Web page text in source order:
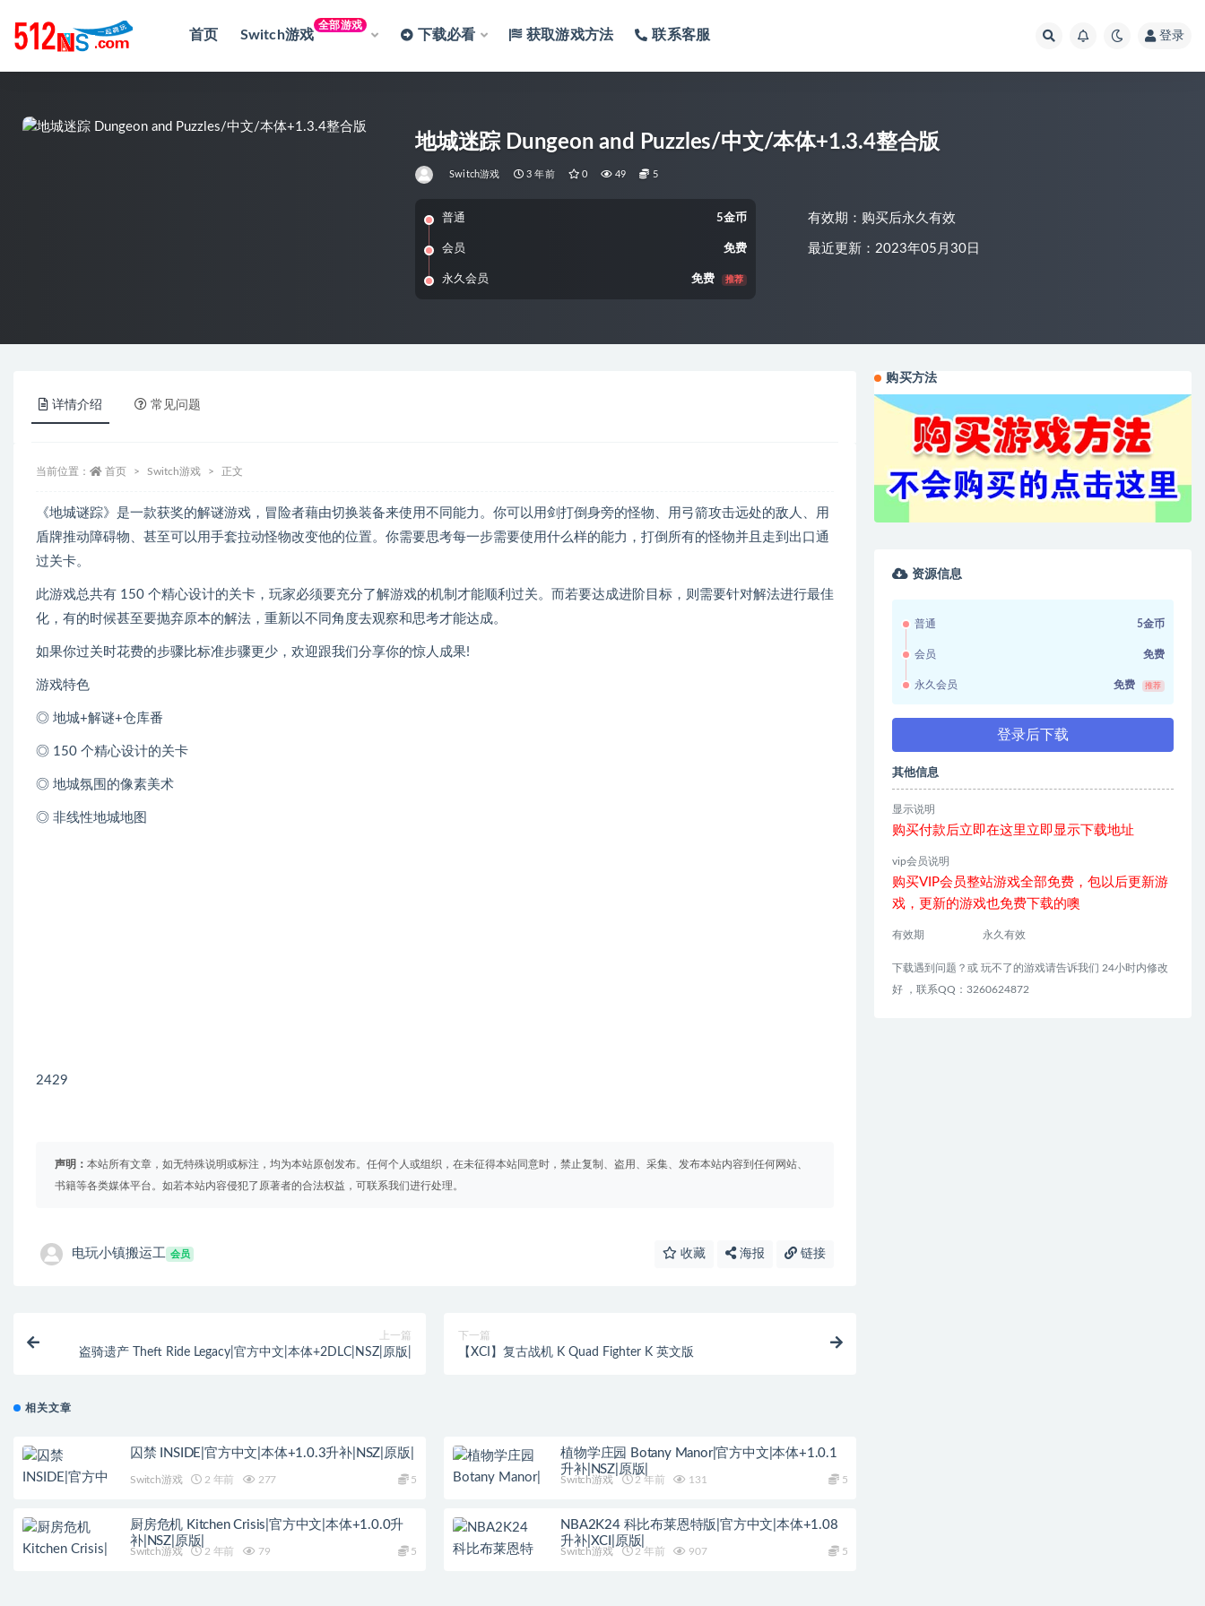
首页 Switch游戏
全部游戏
下载必看 获取游戏方法 联系客服 登录
地城迷踪 Dungeon and Puzzles/中文/本体+1.3.4整合版
Switch游戏 3 年前 0 49 5
普通 5金币
会员 免费
永久会员 免费 推荐
有效期：购买后永久有效
最近更新：2023年05月30日
详情介绍 常见问题
当前位置： 首页 Switch游戏 正文
《地城谜踪》是一款获奖的解谜游戏，冒险者藉由切换装备来使用不同能力。你可以用剑打倒身旁的怪物、用弓箭攻击远处的敌人、用
盾牌推动障碍物、甚至可以用手套拉动怪物改变他的位置。你需要思考每一步需要使用什么样的能力，打倒所有的怪物并且走到出口通
过关卡。
此游戏总共有 150 个精心设计的关卡，玩家必须要充分了解游戏的机制才能顺利过关。而若要达成进阶目标，则需要针对解法进行最佳
化，有的时候甚至要抛弃原本的解法，重新以不同角度去观察和思考才能达成。
如果你过关时花费的步骤比标准步骤更少，欢迎跟我们分享你的惊人成果!
游戏特色
◎ 地城+解谜+仓库番
◎ 150 个精心设计的关卡
◎ 地城氛围的像素美术
◎ 非线性地城地图
2429
声明： 本站所有文章，如无特殊说明或标注，均为本站原创发布。任何个人或组织，在未征得本站同意时，禁止复制、盗用、采集、发布本站内容到任何网站、
书籍等各类媒体平台。如若本站内容侵犯了原著者的合法权益，可联系我们进行处理。
电玩小镇搬运工 会员 收藏 海报 链接
上一篇
盗骑遗产 Theft Ride Legacy|官方中文|本体+2DLC|NSZ|原版|
下一篇
【XCI】复古战机 K Quad Fighter K 英文版
相关文章
囚禁 INSIDE|官方中文|本体+1.0.3升补|NSZ|原版|
Switch游戏 2 年前 277 5
植物学庄园 Botany Manor|官方中文|本体+1.0.1
升补|NSZ|原版|
Switch游戏 2 年前 131 5
厨房危机 Kitchen Crisis|官方中文|本体+1.0.0升
补|NSZ|原版|
Switch游戏 2 年前 79 5
NBA2K24 科比布莱恩特版|官方中文|本体+1.08
升补|XCI|原版|
Switch游戏 2 年前 907 5
购买方法
资源信息
普通 5金币
会员 免费
永久会员 免费 推荐
登录后下载
其他信息
显示说明
购买付款后立即在这里立即显示下载地址
vip会员说明
购买VIP会员整站游戏全部免费，包以后更新游
戏，更新的游戏也免费下载的噢
有效期 永久有效
下载遇到问题？或 玩不了的游戏请告诉我们 24小时内修改
好 ，联系QQ：3260624872